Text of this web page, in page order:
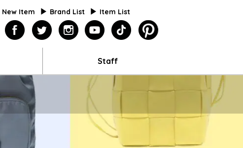
New Item Brand List Item List
tiktok
youtube
instagram
twitter
facebook
mailmagazine
Staff